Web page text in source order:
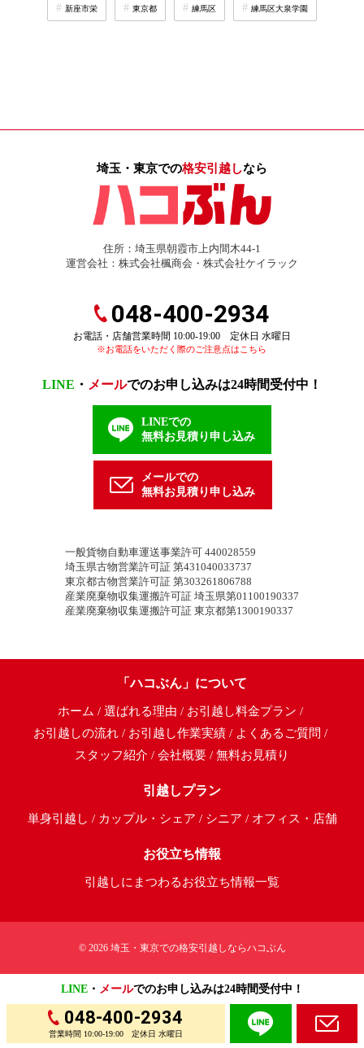
新座市栄 東京都 練馬区 練馬区大泉学園
埼玉・東京での格安引越しなら
住所：埼玉県朝霞市上内間木44-1
運営会社：株式会社楓商会・株式会社ケイラック
048-400-2934
お電話・店舗営業時間 10:00-19:00 定休日 水曜日
※お電話をいただく際のご注意点はこちら
LINE ・ メールでのお申し込みは24時間受付中！
LINEでの
無料お見積り申し込み
メールでの
無料お見積り申し込み
一般貨物自動車運送事業許可 440028559
埼玉県古物営業許可証 第431040033737
東京都古物営業許可証 第303261806788
産業廃棄物収集運搬許可証 埼玉県第01100190337
産業廃棄物収集運搬許可証 東京都第1300190337
「ハコぶん」について
ホーム 選ばれる理由
お引越し料金プラン
お引越しの流れ
お引越し作業実績
よくあるご質問
スタッフ紹介
会社概要 無料お見積り
引越しプラン
単身引越し カップル・シェア シニア オフィス・店舗
お役立ち情報
引越しにまつわるお役立ち情報一覧
© 2026 埼玉・東京での格安引越しならハコぶん
LINE・ メールでのお申し込みは24時間受付中！
048-400-2934
営業時間 10:00-19:00 定休日 水曜日